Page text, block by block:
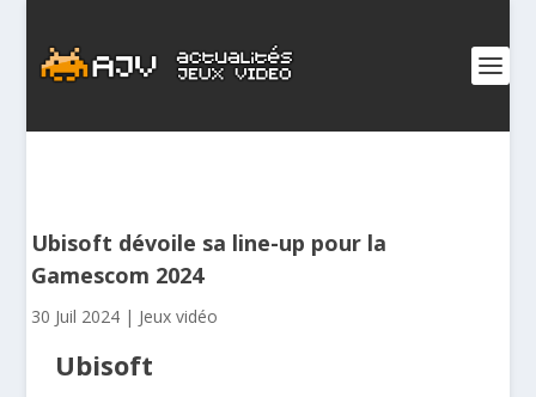
Ubisoft dévoile sa line-up pour la
Gamescom 2024
30 Juil 2024 | Jeux vidéo
Ubisoft